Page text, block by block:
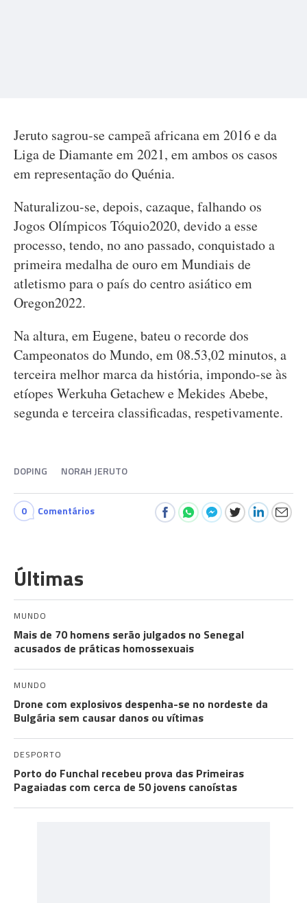
Jeruto sagrou-se campeã africana em 2016 e da
Liga de Diamante em 2021, em ambos os casos
em representação do Quénia.
Naturalizou-se, depois, cazaque, falhando os
Jogos Olímpicos Tóquio2020, devido a esse
processo, tendo, no ano passado, conquistado a
primeira medalha de ouro em Mundiais de
atletismo para o país do centro asiático em
Oregon2022.
Na altura, em Eugene, bateu o recorde dos
Campeonatos do Mundo, em 08.53,02 minutos, a
terceira melhor marca da história, impondo-se às
etíopes Werkuha Getachew e Mekides Abebe,
segunda e terceira classificadas, respetivamente.
DOPING NORAH JERUTO
0 Comentários
Últimas
MUNDO
Mais de 70 homens serão julgados no Senegal
acusados de práticas homossexuais
MUNDO
Drone com explosivos despenha-se no nordeste da
Bulgária sem causar danos ou vítimas
DESPORTO
Porto do Funchal recebeu prova das Primeiras
Pagaiadas com cerca de 50 jovens canoístas